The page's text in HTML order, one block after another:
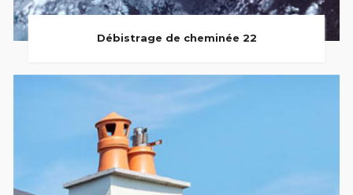
Débistrage de cheminée 22